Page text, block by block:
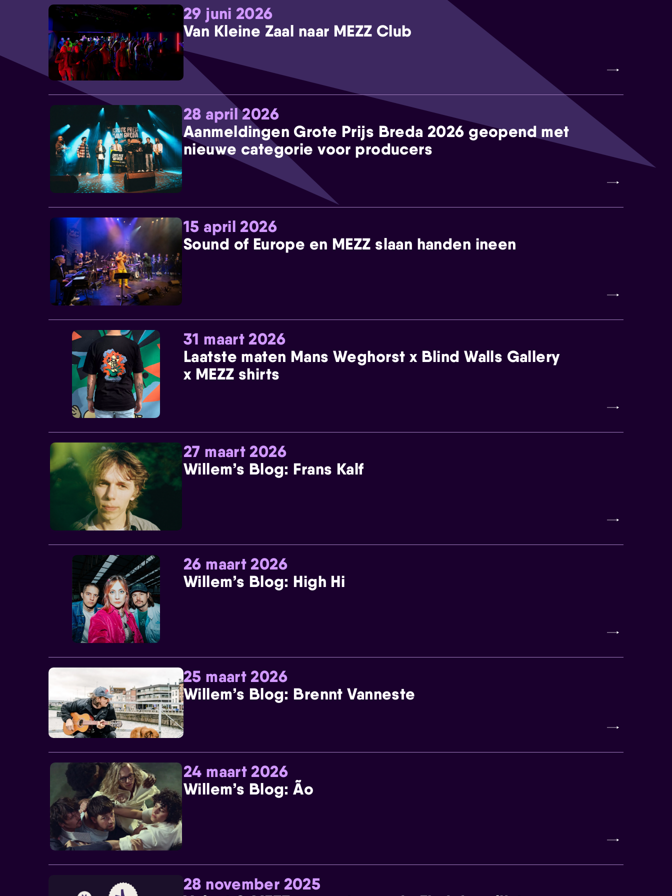
29 juni 2026
Van Kleine Zaal naar MEZZ Club
28 april 2026
Aanmeldingen Grote Prijs Breda 2026 geopend met
nieuwe categorie voor producers
15 april 2026
Sound of Europe en MEZZ slaan handen ineen
31 maart 2026
Laatste maten Mans Weghorst x Blind Walls Gallery
x MEZZ shirts
27 maart 2026
Willem’s Blog: Frans Kalf
26 maart 2026
Willem’s Blog: High Hi
25 maart 2026
Willem’s Blog: Brennt Vanneste
24 maart 2026
Willem’s Blog: Ão
28 november 2025